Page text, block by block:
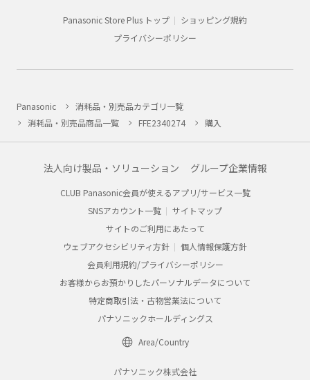
Panasonic Store Plus トップ
ショッピング規約
プライバシーポリシー
Panasonic
消耗品・別売品カテゴリ一覧
消耗品・別売品商品一覧
FFE2340274 購入
法人向け製品・ソリューション グループ企業情報
CLUB Panasonic会員が使えるアプリ/サービス一覧
SNSアカウント一覧
サイトマップ
サイトのご利用にあたって
ウェブアクセシビリティ方針
個人情報保護方針
会員利用規約/プライバシーポリシー
お客様からお預かりしたパーソナルデータについて
特定商取引法・古物営業法について
パナソニックホールディングス
Area/Country
パナソニック株式会社